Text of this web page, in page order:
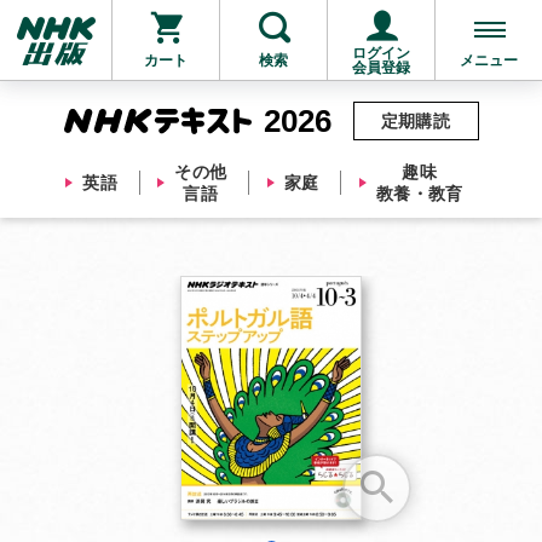
カート 検索
ログイン
会員登録
メニュー
2026
英語
その他
言語
家庭
趣味
教養・教育
定期購読
他にも商品を買う